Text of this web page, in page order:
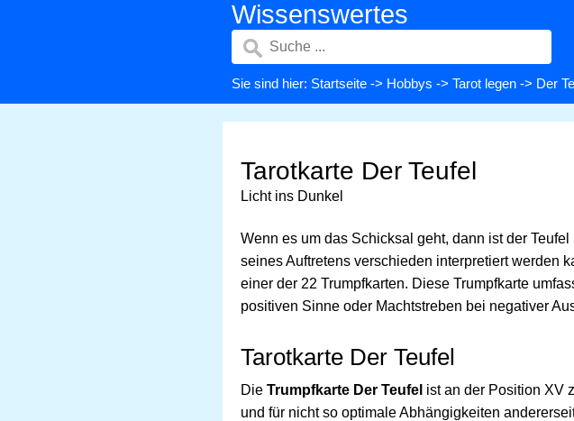
Wissenswertes
Sie sind hier: Startseite -> Hobbys -> Tarot legen -> Der
Tarotkarte Der Teufel
Licht ins Dunkel
Wenn es um das Schicksal geht, dann ist der
seines Auftretens verschieden interpretiert werden
einer der 22 Trumpfkarten. Diese Trumpfkarte
positiven Sinne oder Machtstreben bei negativer
Tarotkarte Der Teufel
Die Trumpfkarte Der Teufel ist an der Position XV
und für nicht so optimale Abhängigkeiten